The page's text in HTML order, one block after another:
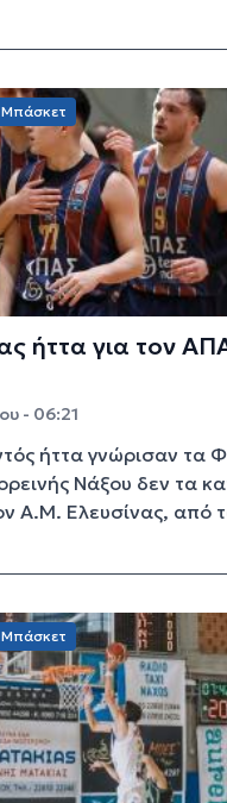
Μπάσκετ
ήττα για τον
- 06:21
ήττα γνώρισαν τα
Νάξου δεν τα
Α.Μ. Ελευσίνας, από
Μπάσκετ